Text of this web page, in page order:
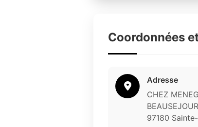
Coordonnées
Adresse
CHEZ
97180